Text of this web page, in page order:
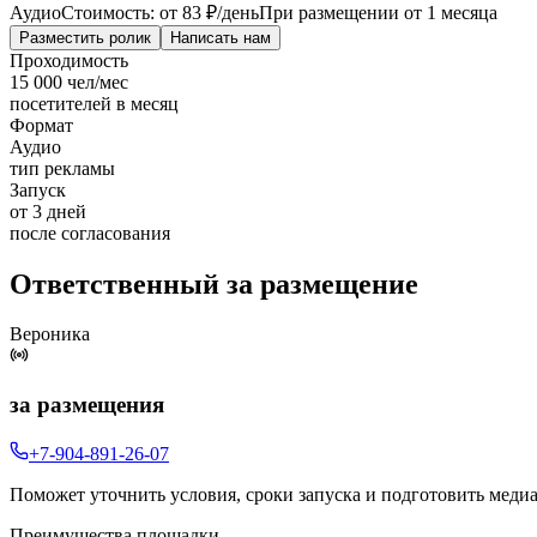
АудиоСтоимость: от 83 ₽/деньПри размещении от 1 месяца
Разместить ролик Написать нам
Проходимость
15 000 чел/мес
посетителей в месяц
Формат
Аудио
тип рекламы
Запуск
от 3 дней
после согласования
Ответственный за размещение
Вероника
за размещения
+7-904-891-26-07
Поможет уточнить условия, сроки запуска и подготовить